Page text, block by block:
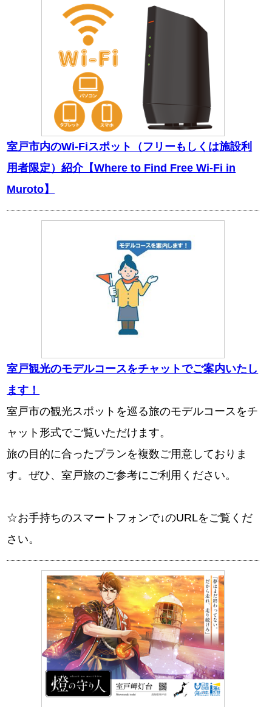
室戸市内のWi-Fiスポット（フリーもしくは施設利
用者限定）紹介【Where to Find Free Wi-Fi in
Muroto】
室戸観光のモデルコースをチャットでご案内いたし
ます！
室戸市の観光スポットを巡る旅のモデルコースをチ
ャット形式でご覧いただけます。
旅の目的に合ったプランを複数ご用意しておりま
す。ぜひ、室戸旅のご参考にご利用ください。
☆お手持ちのスマートフォンで↓のURLをご覧くだ
さい。